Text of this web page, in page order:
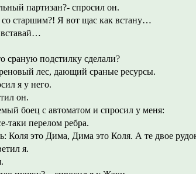
партизан?- спросил он.
со старшим?! Я вот щас как встану…
вставай…
сраную подстилку сделали?
лес, дающий сраные ресурсы.
я у него.
он.
боец с автоматом и спросил у меня:
таки перелом ребра.
Коля это Дима, Дима это Коля. А те двое
я.